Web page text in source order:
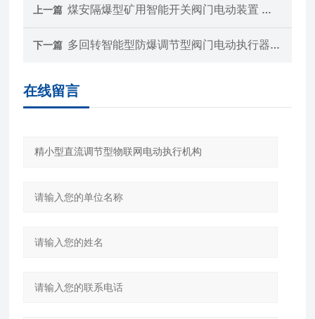
上一篇 煤安隔爆型矿用智能开关阀门电动装置 执行机构
下一篇 多回转智能型防爆调节型阀门电动执行器 执行机构
在线留言